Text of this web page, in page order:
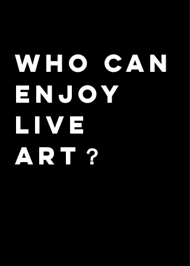
WHO CAN
ENJOY
LIVE
ART？